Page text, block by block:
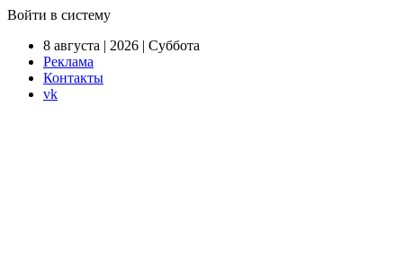
Войти в систему
8 августа | 2026 | Суббота
Реклама
Контакты
vk